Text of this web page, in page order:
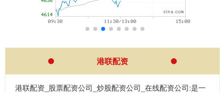
港联配资
港联配资_股票配资公司_炒股配资公司_在线配资公司:是一